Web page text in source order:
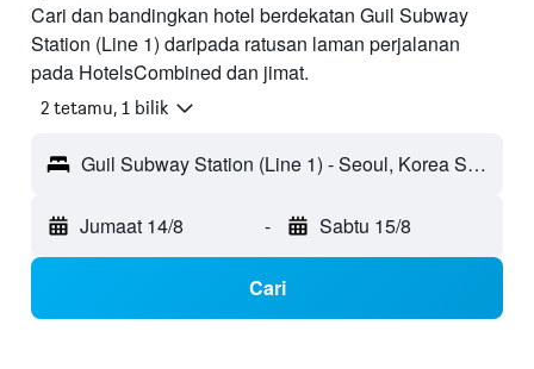
Cari dan bandingkan hotel berdekatan Guil Subway
Station (Line 1) daripada ratusan laman perjalanan
pada HotelsCombined dan jimat.
2 tetamu, 1 bilik
Guil Subway Station (Line 1) - Seoul, Korea Selatan
Jumaat 14/8 - Sabtu 15/8
Cari